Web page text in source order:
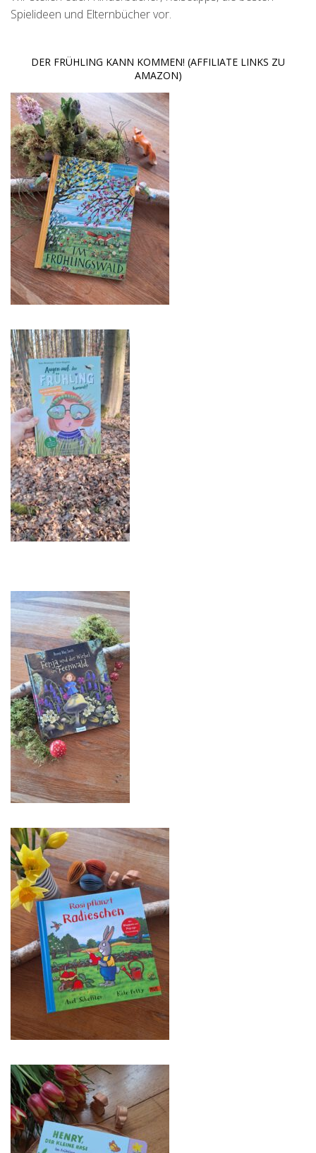
Spielideen und Elternbücher vor.
DER FRÜHLING KANN KOMMEN! (AFFILIATE LINKS ZU
AMAZON)